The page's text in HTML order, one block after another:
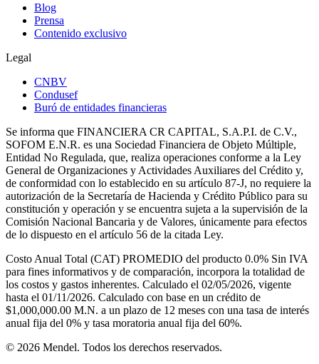
Blog
Prensa
Contenido exclusivo
Legal
CNBV
Condusef
Buró de entidades financieras
Se informa que FINANCIERA CR CAPITAL, S.A.P.I. de C.V.,
SOFOM E.N.R. es una Sociedad Financiera de Objeto Múltiple,
Entidad No Regulada, que, realiza operaciones conforme a la Ley
General de Organizaciones y Actividades Auxiliares del Crédito y,
de conformidad con lo establecido en su artículo 87-J, no requiere la
autorización de la Secretaría de Hacienda y Crédito Público para su
constitución y operación y se encuentra sujeta a la supervisión de la
Comisión Nacional Bancaria y de Valores, únicamente para efectos
de lo dispuesto en el artículo 56 de la citada Ley.
Costo Anual Total (CAT) PROMEDIO del producto 0.0% Sin IVA
para fines informativos y de comparación, incorpora la totalidad de
los costos y gastos inherentes. Calculado el 02/05/2026, vigente
hasta el 01/11/2026. Calculado con base en un crédito de
$1,000,000.00 M.N. a un plazo de 12 meses con una tasa de interés
anual fija del 0% y tasa moratoria anual fija del 60%.
© 2026 Mendel. Todos los derechos reservados.